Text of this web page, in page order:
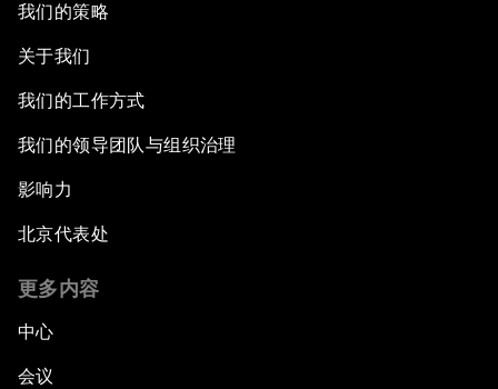
我们的策略
关于我们
我们的工作方式
我们的领导团队与组织治理
影响力
北京代表处
更多内容
中心
会议